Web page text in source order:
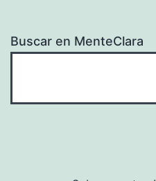
Buscar en MenteClara